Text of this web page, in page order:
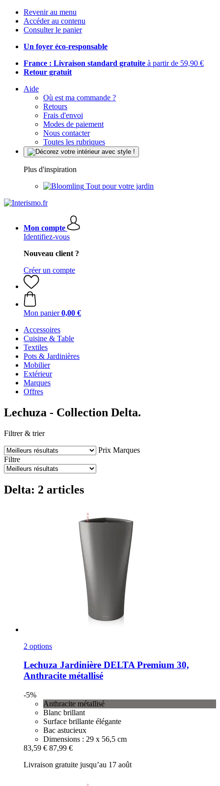
Revenir au menu
Accéder au contenu
Consulter le panier
Un foyer éco-responsable
France : Livraison standard gratuite à partir de 59,90 €
Retour gratuit
Aide
Où est ma commande ?
Retours
Frais d'envoi
Modes de paiement
Nous contacter
Toutes les rubriques
Plus d'inspiration
Tout pour votre jardin
Mon compte
Identifiez-vous
Nouveau client ?
Créer un compte
Mon panier 0,00 €
Accessoires
Cuisine & Table
Textiles
Pots & Jardinières
Mobilier
Extérieur
Marques
Offres
Lechuza - Collection Delta.
Filtrer & trier
Prix Marques
Filtre
Delta: 2 articles
2 options
Lechuza Jardinière DELTA Premium 30,
Anthracite métallisé
-5%
Anthracite métallisé
Blanc brillant
Surface brillante élégante
Bac astucieux
Dimensions : 29 x 56,5 cm
83,59 € 87,99 €
Livraison gratuite jusqu’au 17 août